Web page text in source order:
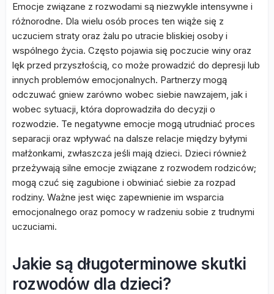
Emocje związane z rozwodami są niezwykle intensywne i
różnorodne. Dla wielu osób proces ten wiąże się z
uczuciem straty oraz żalu po utracie bliskiej osoby i
wspólnego życia. Często pojawia się poczucie winy oraz
lęk przed przyszłością, co może prowadzić do depresji lub
innych problemów emocjonalnych. Partnerzy mogą
odczuwać gniew zarówno wobec siebie nawzajem, jak i
wobec sytuacji, która doprowadziła do decyzji o
rozwodzie. Te negatywne emocje mogą utrudniać proces
separacji oraz wpływać na dalsze relacje między byłymi
małżonkami, zwłaszcza jeśli mają dzieci. Dzieci również
przeżywają silne emocje związane z rozwodem rodziców;
mogą czuć się zagubione i obwiniać siebie za rozpad
rodziny. Ważne jest więc zapewnienie im wsparcia
emocjonalnego oraz pomocy w radzeniu sobie z trudnymi
uczuciami.
Jakie są długoterminowe skutki
rozwodów dla dzieci?